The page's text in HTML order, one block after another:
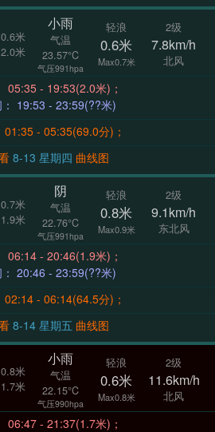
0.6米
2.0米
小雨
气温
23.57°C
气压991hpa
轻浪
0.6米
Max0.7米
2级
7.8km/h
北风
涨潮时间： 05:35 - 19:53(2.0米)；
退潮时间： 19:53 - 23:59(??米)
01:35 - 05:35(69.0分)；
8-13 星期四 曲线图
0.7米
1.9米
阴
气温
22.76°C
气压991hpa
轻浪
0.8米
Max0.9米
2级
9.1km/h
东北风
涨潮时间： 06:14 - 20:46(1.9米)；
退潮时间： 20:46 - 23:59(??米)
02:14 - 06:14(64.5分)；
8-14 星期五 曲线图
0.8米
1.7米
小雨
气温
22.15°C
气压990hpa
轻浪
0.6米
Max0.8米
2级
11.6km/h
北风
涨潮时间： 06:47 - 21:37(1.7米)；